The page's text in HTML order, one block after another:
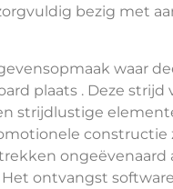
bezig met
waar
plaats . Deze strijd
strijdlustige
ongeëvenaard
ontvangst